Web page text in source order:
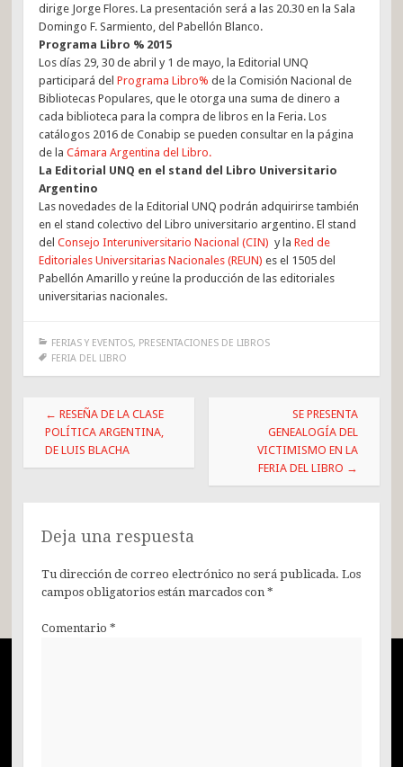
dirige Jorge Flores. La presentación será a las 20.30 en la Sala
Domingo F. Sarmiento, del Pabellón Blanco.
Programa Libro % 2015
Los días 29, 30 de abril y 1 de mayo, la Editorial UNQ
participará delPrograma Libro% de la Comisión Nacional de
Bibliotecas Populares, que le otorga una suma de dinero a
cada biblioteca para la compra de libros en la Feria. Los
catálogos 2016 de Conabip se pueden consultar en la página
de laCámara Argentina del Libro.
La Editorial UNQ en el stand del Libro Universitario
Argentino
Las novedades de la Editorial UNQ podrán adquirirse también
en el stand colectivo del Libro universitario argentino. El stand
delConsejo Interuniversitario Nacional (CIN) y laRed de
Editoriales Universitarias Nacionales (REUN) es el 1505 del
Pabellón Amarillo y reúne la producción de las editoriales
universitarias nacionales.
FERIAS Y EVENTOS, PRESENTACIONES DE LIBROS
FERIA DEL LIBRO
Post
navigation
← RESEÑA DE LA CLASE
POLÍTICA ARGENTINA,
DE LUIS BLACHA
SE PRESENTA
GENEALOGÍA DEL
VICTIMISMO EN LA
FERIA DEL LIBRO →
Deja una respuesta
Tu dirección de correo electrónico no será publicada. Los
campos obligatorios están marcados con *
Comentario *